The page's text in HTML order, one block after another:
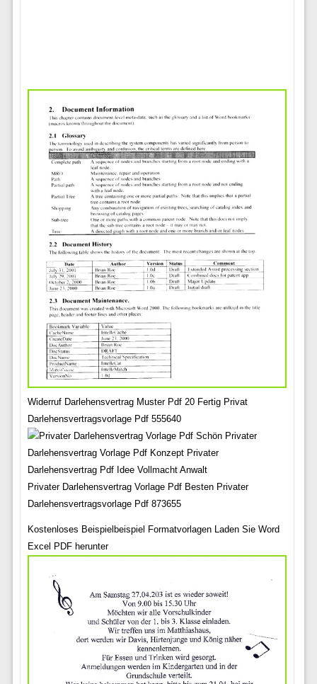
Widerruf Darlehensvertrag Muster Pdf 20 Fertig Privat
Darlehensvertragsvorlage Pdf 555640
Privater Darlehensvertrag Vorlage Pdf Besten Privater
Darlehensvertragsvorlage Pdf 873655
Kostenloses Beispielbeispiel Formatvorlagen Laden Sie Word
Excel PDF herunter